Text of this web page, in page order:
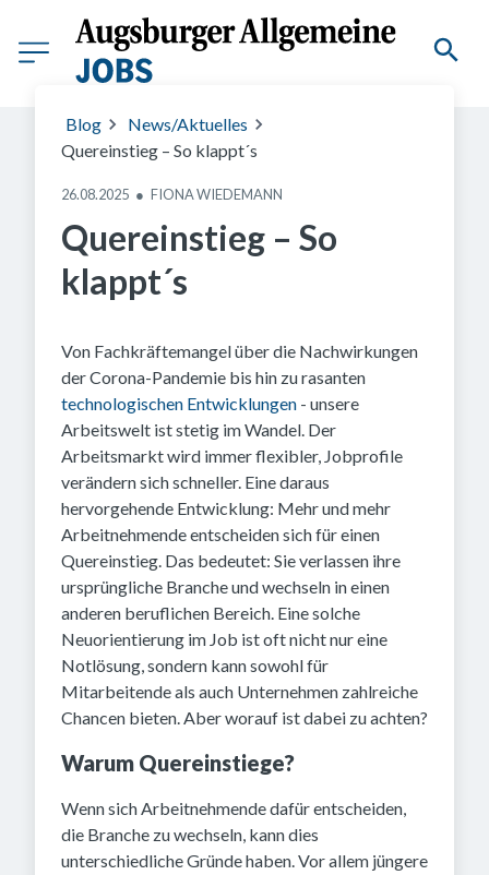
(C) VMM Medienagentur
Blog
News/Aktuelles
Quereinstieg – So klappt´s
26.08.2025 ● FIONA WIEDEMANN
Quereinstieg – So
klappt´s
Von Fachkräftemangel über die Nachwirkungen
der Corona-Pandemie bis hin zu rasanten
technologischen Entwicklungen - unsere
Arbeitswelt ist stetig im Wandel. Der
Arbeitsmarkt wird immer flexibler, Jobprofile
verändern sich schneller. Eine daraus
hervorgehende Entwicklung: Mehr und mehr
Arbeitnehmende entscheiden sich für einen
Quereinstieg. Das bedeutet: Sie verlassen ihre
ursprüngliche Branche und wechseln in einen
anderen beruflichen Bereich. Eine solche
Neuorientierung im Job ist oft nicht nur eine
Notlösung, sondern kann sowohl für
Mitarbeitende als auch Unternehmen zahlreiche
Chancen bieten. Aber worauf ist dabei zu achten?
Warum Quereinstiege?
Wenn sich Arbeitnehmende dafür entscheiden,
die Branche zu wechseln, kann dies
unterschiedliche Gründe haben. Vor allem jüngere